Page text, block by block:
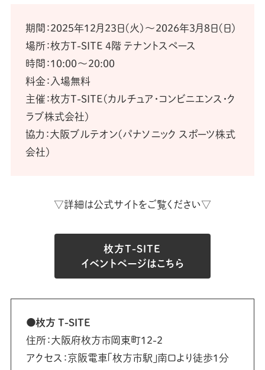
期間：2025年12月23日(火)〜2026年3月8日(日)
場所：枚方T-SITE 4階 テナントスペース
時間：10:00～20:00
料金：入場無料
主催：枚方T-SITE(カルチュア・コンビニエンス・ク
ラブ株式会社)
協力：大阪ブルテオン(パナソニック スポーツ株式
会社)
▽詳細は公式サイトをご覧ください▽
枚方T-SITE
イベントページはこちら
●枚方 T-SITE
住所：大阪府枚方市岡東町12-2
アクセス：京阪電車「枚方市駅」南口より徒歩1分